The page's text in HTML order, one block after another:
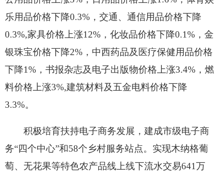
二、农 业
全年实现农林牧渔业总产值16.53万元，按可比
价计算，比上年增长2.92%，其中：农业产值8.97万
元，增长1.04%；林业产值0.13万元，下降
产值0.03万元，增长1.02%；农林牧渔服务业总产值
0.72万元，增长2.5%。
全年农作物播种面积38.35万亩，比上年减少
3.13万亩，下降7.54%。其中，粮食种植面积26.28